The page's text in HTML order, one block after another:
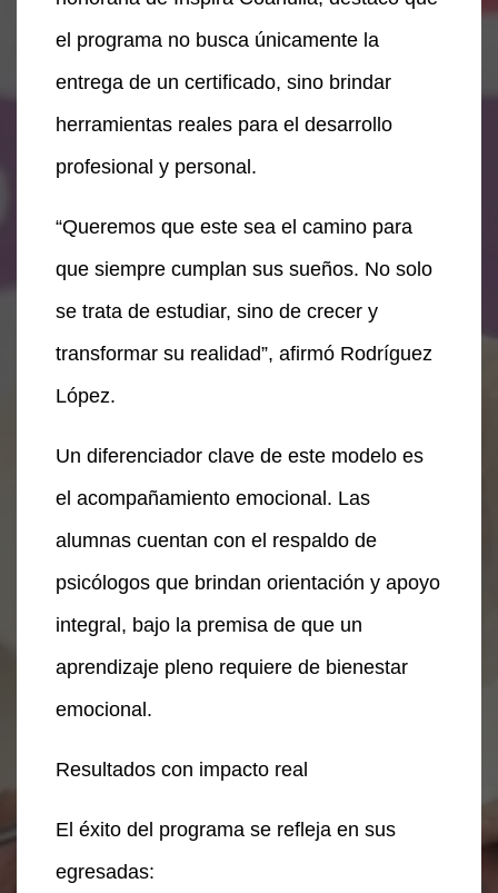
el programa no busca únicamente la
entrega de un certificado, sino brindar
herramientas reales para el desarrollo
profesional y personal.
“Queremos que este sea el camino para
que siempre cumplan sus sueños. No solo
se trata de estudiar, sino de crecer y
transformar su realidad”, afirmó Rodríguez
López.
Un diferenciador clave de este modelo es
el acompañamiento emocional. Las
alumnas cuentan con el respaldo de
psicólogos que brindan orientación y apoyo
integral, bajo la premisa de que un
aprendizaje pleno requiere de bienestar
emocional.
Resultados con impacto real
El éxito del programa se refleja en sus
egresadas: